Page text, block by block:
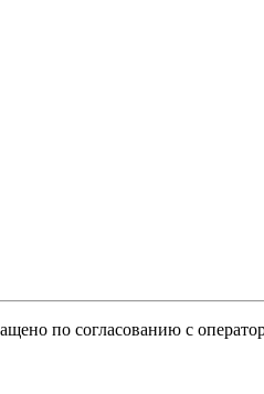
по согласованию с